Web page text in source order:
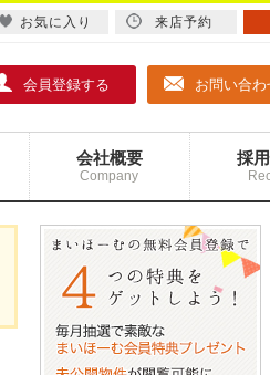
会員登録する お問い合わ
会社概要
Company
採
お気に入り 来店予約